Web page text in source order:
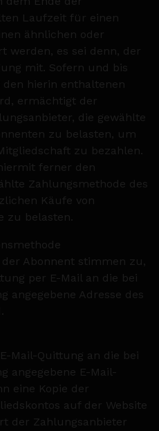
Laufzeit für einen
ähnlichen oder
werden, es sei denn, der
mit. Sofern und bis
den hierin enthaltenen
ermächtigt der
die gewählte
zu belasten, um
zu bezahlen.
ferner den
Zahlungsmethode des
Käufe von
zu belasten.
Abonnent stimmen zu,
per E-Mail an die bei
angegebene Adresse des
Mail-Quittung an die bei
angegebene E-Mail-
eine Kopie der
auf der Website
der Zahlungsanbieter